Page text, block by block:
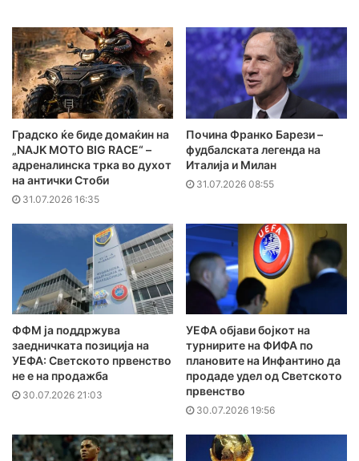
Градско ќе биде домаќин на
„NAJK MOTO BIG RACE“ –
адреналинска трка во духот
на антички Стоби
31.07.2026 16:35
Почина Франко Барези –
фудбалската легенда на
Италија и Милан
31.07.2026 08:55
ФФМ ја поддржува
заедничката позиција на
УЕФА: Светското првенство
не е на продажба
30.07.2026 21:03
УЕФА објави бојкот на
турнирите на ФИФА по
плановите на Инфантино да
продаде удел од Светското
првенство
30.07.2026 19:56